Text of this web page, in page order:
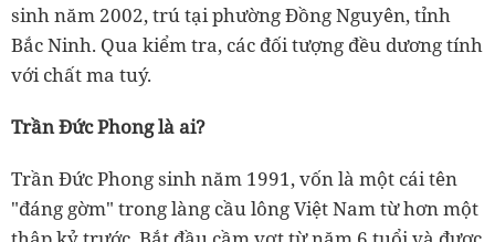
sinh năm 2002, trú tại phường Đồng Nguyên, tỉnh
Bắc Ninh. Qua kiểm tra, các đối tượng đều dương tính
với chất ma tuý.
Trần Đức Phong là ai?
Trần Đức Phong sinh năm 1991, vốn là một cái tên
"đáng gờm" trong làng cầu lông Việt Nam từ hơn một